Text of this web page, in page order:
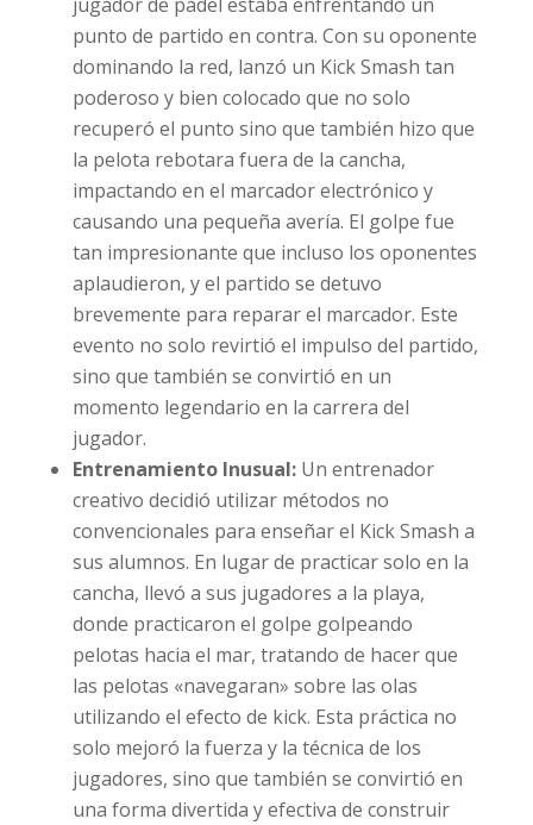
punto de partido en contra. Con su oponente
dominando la red, lanzó un Kick Smash tan
poderoso y bien colocado que no solo
recuperó el punto sino que también hizo que
la pelota rebotara fuera de la cancha,
impactando en el marcador electrónico y
causando una pequeña avería. El golpe fue
tan impresionante que incluso los oponentes
aplaudieron, y el partido se detuvo
brevemente para reparar el marcador. Este
evento no solo revirtió el impulso del partido,
sino que también se convirtió en un
momento legendario en la carrera del
jugador.
Entrenamiento Inusual: Un entrenador
creativo decidió utilizar métodos no
convencionales para enseñar el Kick Smash a
sus alumnos. En lugar de practicar solo en la
cancha, llevó a sus jugadores a la playa,
donde practicaron el golpe golpeando
pelotas hacia el mar, tratando de hacer que
las pelotas «navegaran» sobre las olas
utilizando el efecto de kick. Esta práctica no
solo mejoró la fuerza y la técnica de los
jugadores, sino que también se convirtió en
una forma divertida y efectiva de construir